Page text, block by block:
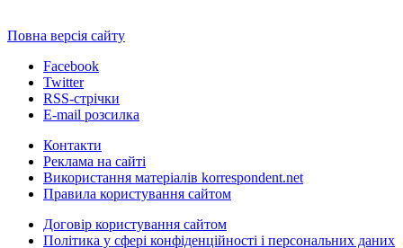
Повна версія сайту
Facebook
Twitter
RSS-стрічки
E-mail розсилка
Контакти
Реклама на сайті
Використання матеріалів korrespondent.net
Правила користування сайтом
Договір користування сайтом
Політика у сфері конфіденційності і персональних даних